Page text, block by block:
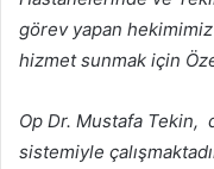
görev yapan
hizmet sunmak için
Op Dr. Mustafa
sistemiyle